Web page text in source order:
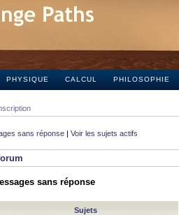
PHYSIQUE CALCUL PHILOSOPHIE
sans réponse | Voir les sujets actifs
sans réponse
Sujets